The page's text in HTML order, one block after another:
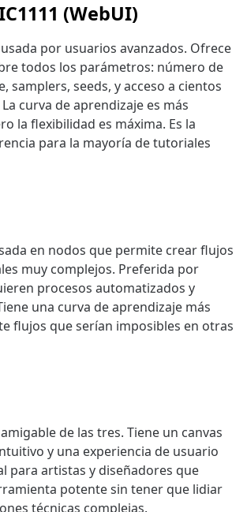
(WebUI)
por usuarios avanzados. Ofrece
todos los parámetros: número de
samplers, seeds, y acceso a cientos
curva de aprendizaje es más
la flexibilidad es máxima. Es la
para la mayoría de tutoriales
en nodos que permite crear flujos
muy complejos. Preferida por
procesos automatizados y
una curva de aprendizaje más
flujos que serían imposibles en otras
de las tres. Tiene un canvas
y una experiencia de usuario
para artistas y diseñadores que
potente sin tener que lidiar
técnicas complejas.